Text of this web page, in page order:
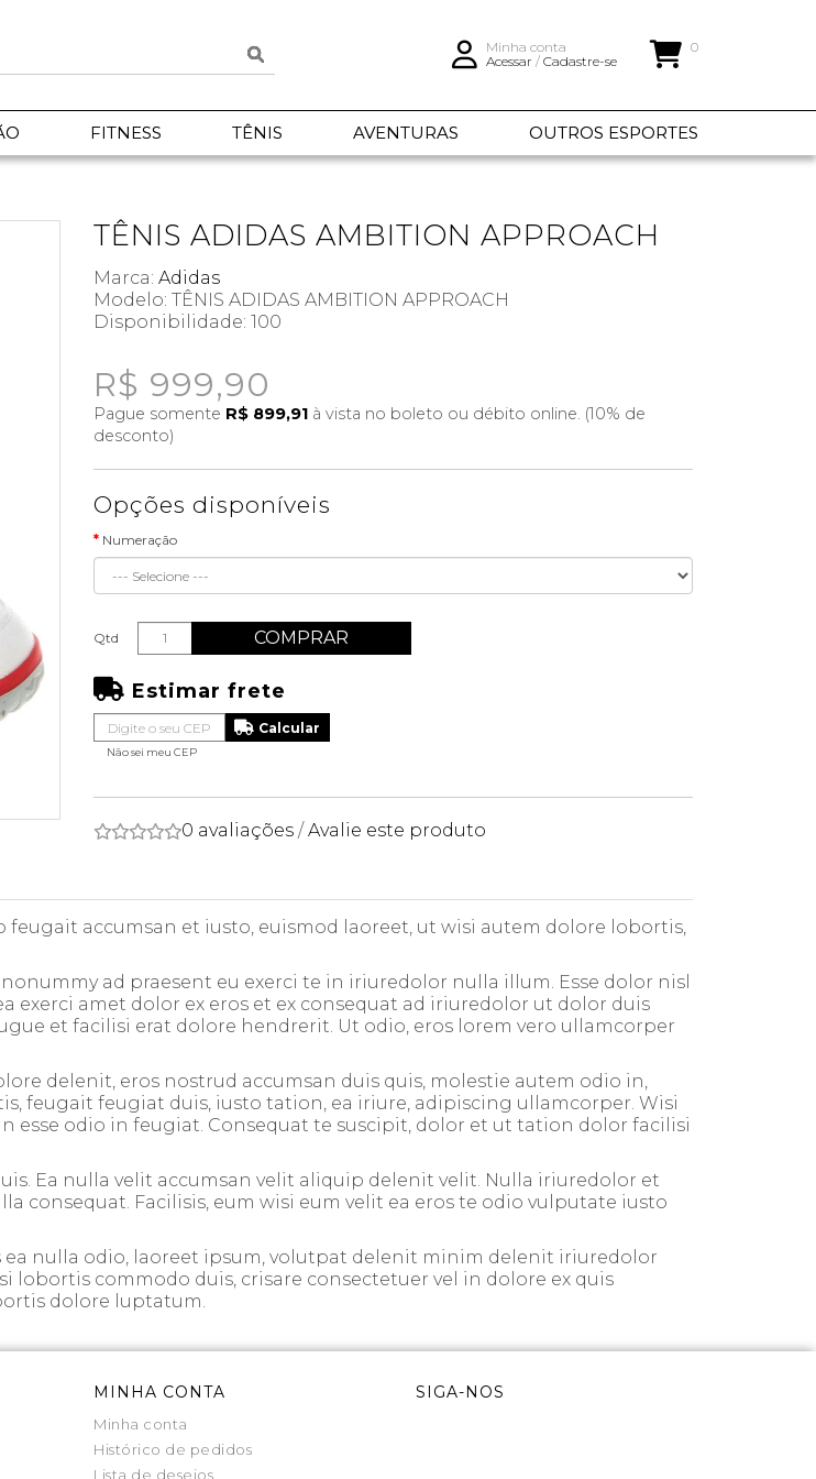
Minha conta
Acessar / Cadastre-se
0
FITNESS TÊNIS AVENTURAS OUTROS ESPORTES
TÊNIS ADIDAS AMBITION APPROACH
Marca: Adidas
Modelo: TÊNIS ADIDAS AMBITION APPROACH
Disponibilidade: 100
R$ 999,90
Pague somente R$ 899,91 à vista no boleto ou débito online. (10% de
desconto)
Opções disponíveis
Numeração
Qtd COMPRAR
Estimar frete
Não sei meu CEP
0 avaliações /Avalie este produto
accumsan et iusto, euismod laoreet, ut wisi autem dolore lobortis,
ad praesent eu exerci te in iriuredolor nulla illum. Esse dolor nisl
exerci amet dolor ex eros et ex consequat ad iriuredolor ut dolor duis
et facilisi erat dolore hendrerit. Ut odio, eros lorem vero ullamcorper
delenit, eros nostrud accumsan duis quis, molestie autem odio in,
feugait feugiat duis, iusto tation, ea iriure, adipiscing ullamcorper. Wisi
odio in feugiat. Consequat te suscipit, dolor et ut tation dolor facilisi
Ea nulla velit accumsan velit aliquip delenit velit. Nulla iriuredolor et
Facilisis, eum wisi eum velit ea eros te odio vulputate iusto
nulla odio, laoreet ipsum, volutpat delenit minim delenit iriuredolor
lobortis commodo duis, crisare consectetuer vel in dolore ex quis
dolore luptatum.
MINHA CONTA
Minha conta
Histórico de pedidos
Lista de desejos
SIGA-NOS